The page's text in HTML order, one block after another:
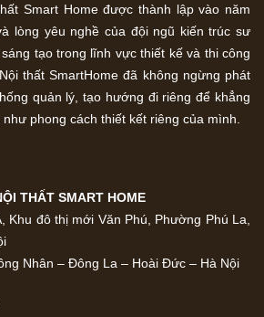
Smart Home được thành lập vào năm
lòng yêu nghề của đội ngũ kiến trúc sư
tạo trong lĩnh vực thiết kế và thi công
thất SmartHome đã không ngừng phát
quản lý, tạo hướng đi riêng để khẳng
phong cách thiết kết riêng của mình.
THẤT SMART HOME
Khu đô thị mới Văn Phú, Phường Phú La,
Nhân – Đông La – Hoài Đức – Hà Nội